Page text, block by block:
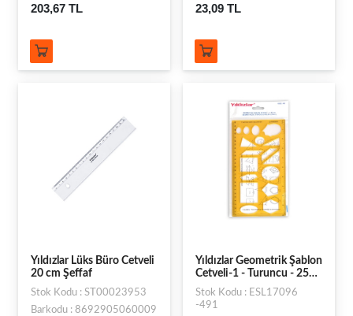
203,67 TL 23,09 TL
Yıldızlar Lüks Büro Cetveli
20 cm Şeffaf
Stok Kodu : ST00023953
Barkodu : 8692905060009
Yıldızlar Geometrik Şablon
Cetveli-1 - Turuncu - 25
cm
Stok Kodu : ESL17096
-491